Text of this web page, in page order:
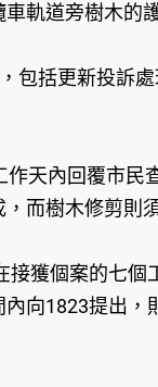
軌道旁樹木的
包括更新投訴
天內回覆市民
而樹木修剪則
獲個案的七個
向1823提出，